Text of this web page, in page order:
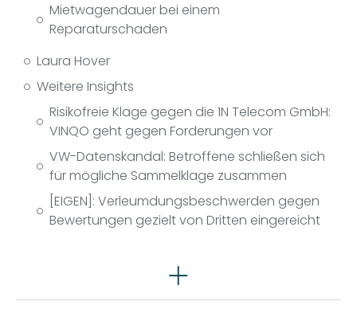
Mietwagendauer bei einem
Reparaturschaden
Laura Hover
Weitere Insights
Risikofreie Klage gegen die 1N Telecom GmbH:
VINQO geht gegen Forderungen vor
VW-Datenskandal: Betroffene schließen sich
für mögliche Sammelklage zusammen
[EIGEN]: Verleumdungsbeschwerden gegen
Bewertungen gezielt von Dritten eingereicht